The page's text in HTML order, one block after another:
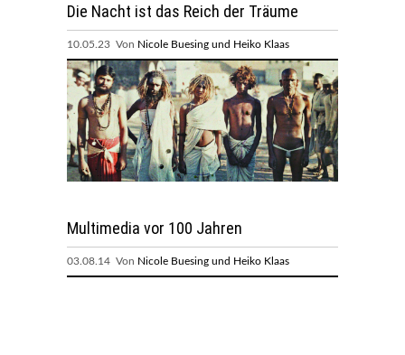
Die Nacht ist das Reich der Träume
10.05.23 Von Nicole Buesing und Heiko Klaas
Multimedia vor 100 Jahren
03.08.14 Von Nicole Buesing und Heiko Klaas